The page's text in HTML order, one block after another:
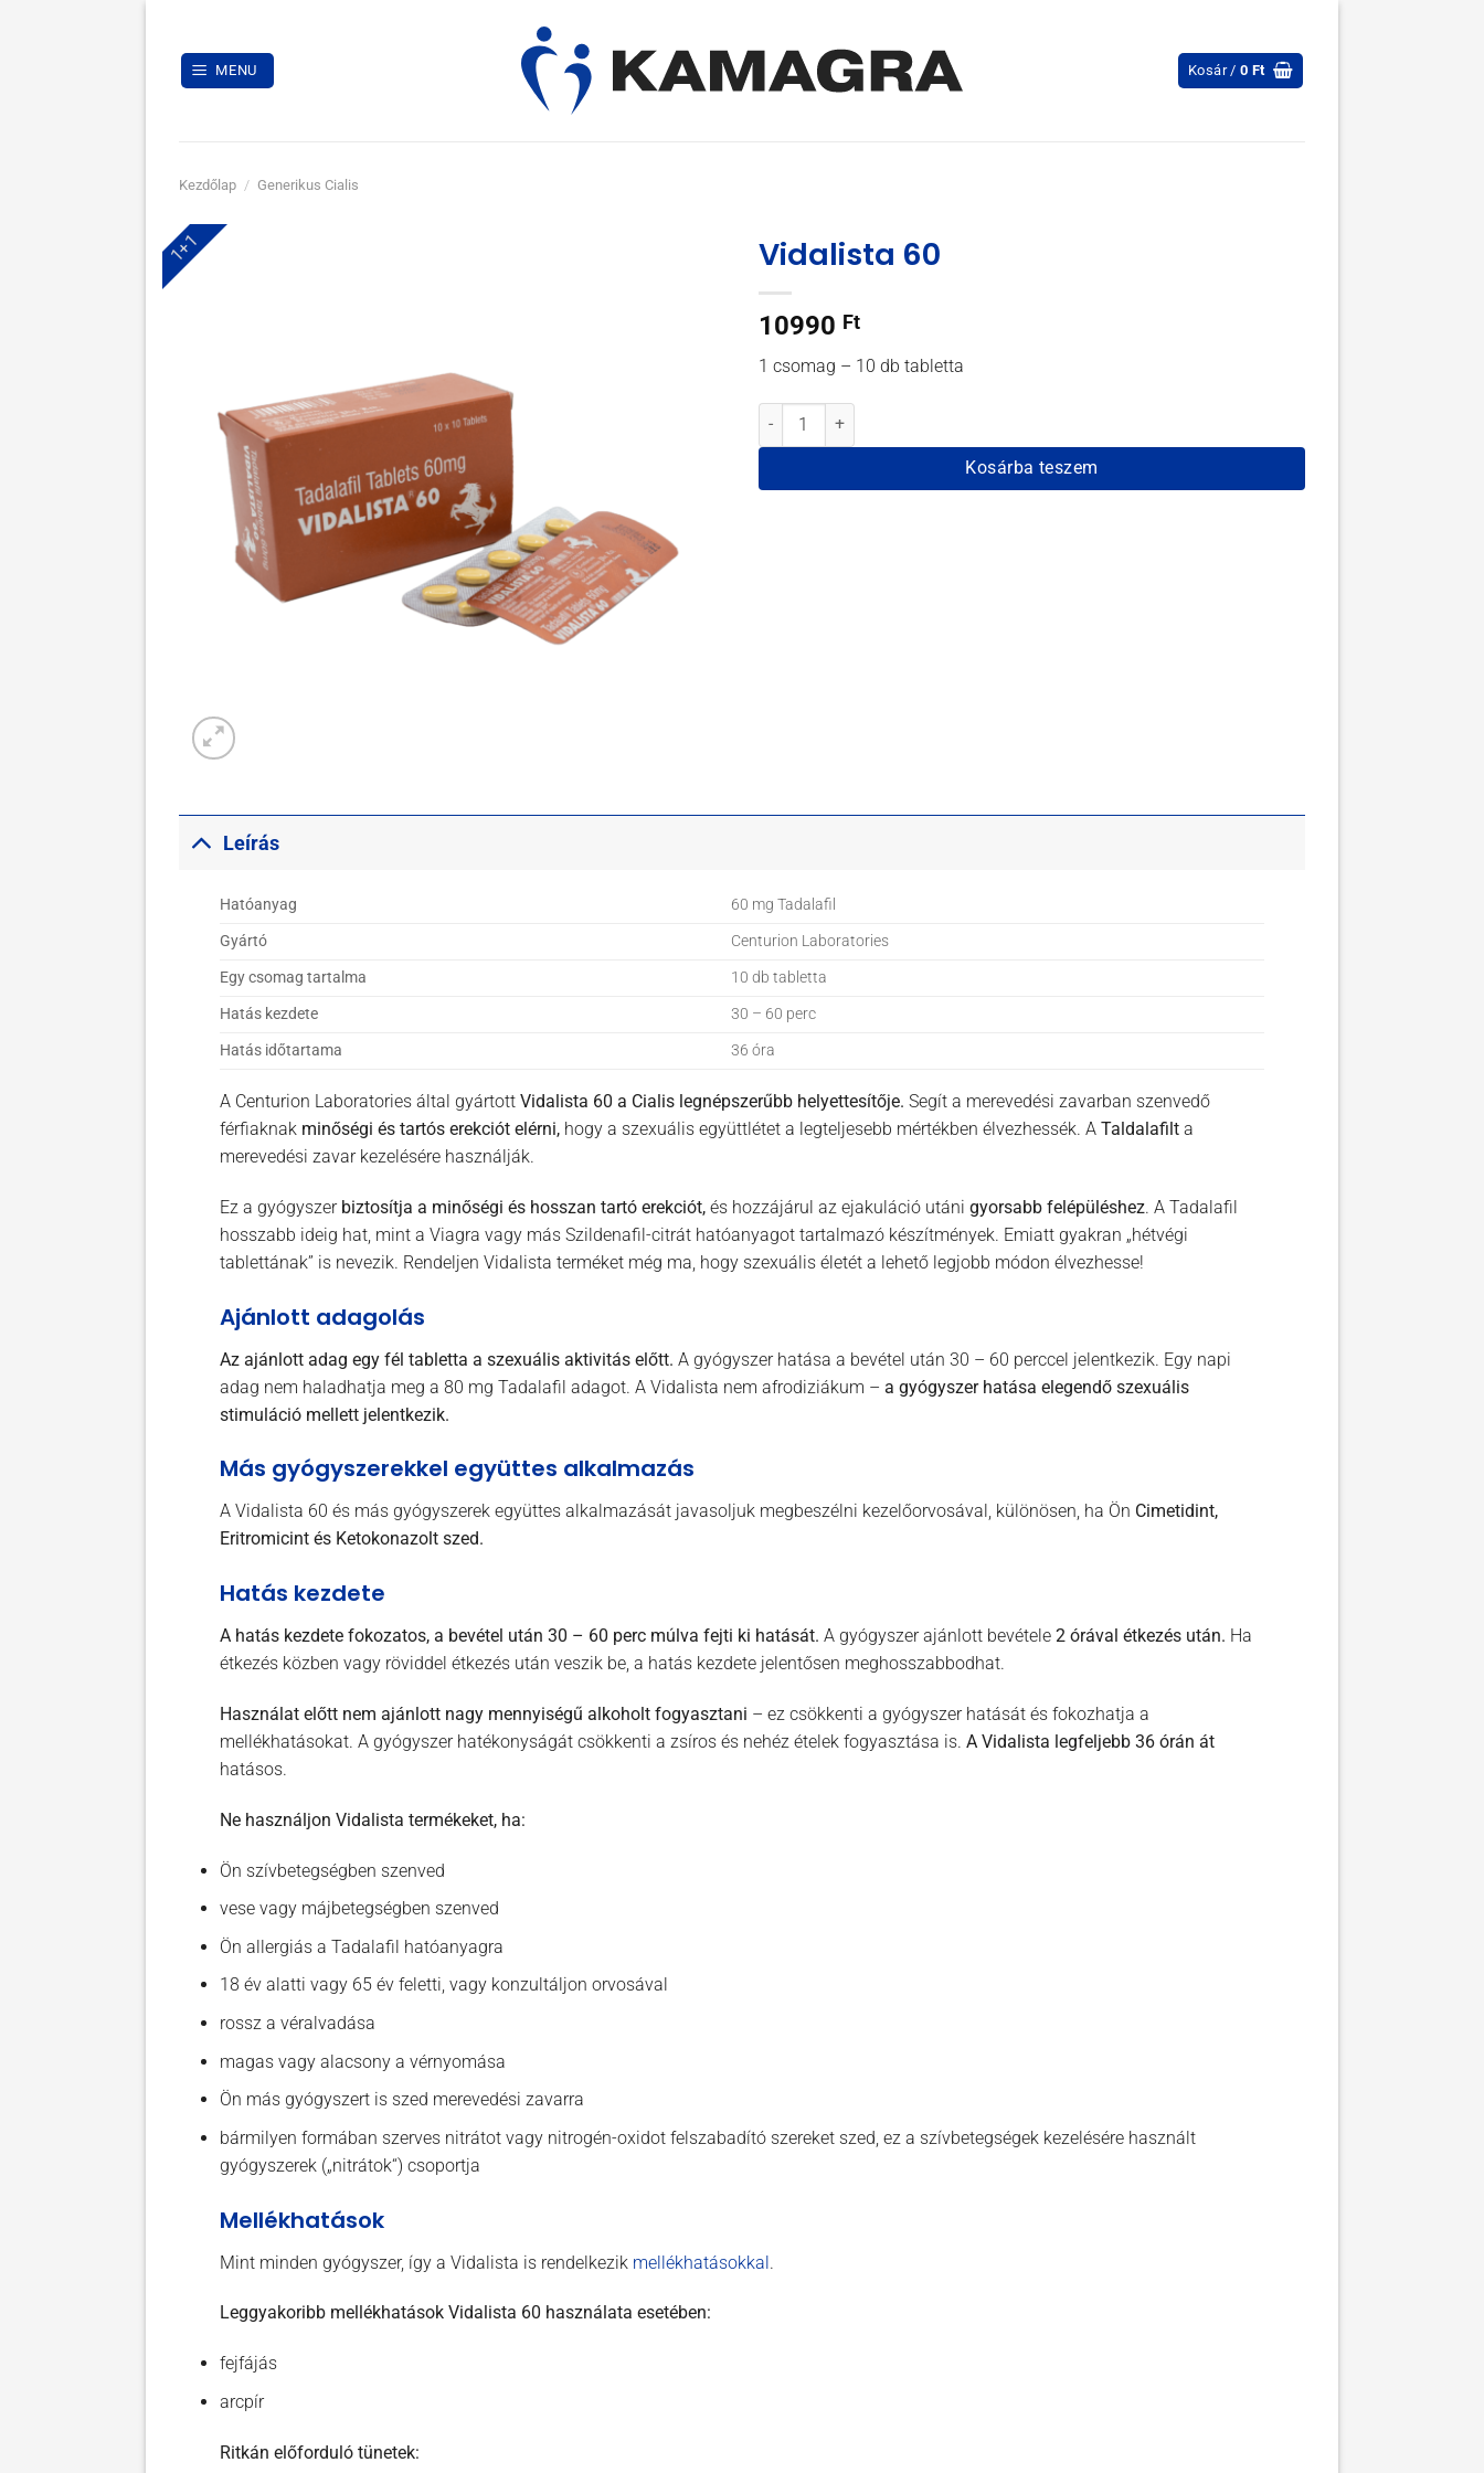
content
MENU Kosár /0 Ft
Kezdőlap / Generikus Cialis
1+1 Vidalista 60
10990 Ft
1 csomag – 10 db tabletta
Vidalista 60 mennyiség
Kosárba teszem
Leírás
Hatóanyag
60 mg Tadalafil
Gyártó
Centurion Laboratories
Egy csomag tartalma
10 db tabletta
Hatás kezdete
30 – 60 perc
Hatás időtartama
36 óra
A Centurion Laboratories által gyártott Vidalista 60 a Cialis legnépszerűbb helyettesítője. Segít a merevedési zavarban szenvedő
férfiaknak minőségi és tartós erekciót elérni,hogy a szexuális együttlétet a legteljesebb mértékben élvezhessék. A Taldalafilta
merevedési zavar kezelésére használják.
Ez a gyógyszerbiztosítja a minőségi és hosszan tartó erekciót,és hozzájárul az ejakuláció utáni gyorsabb felépüléshez. A Tadalafil
hosszabb ideig hat, mint a Viagra vagy más Szildenafil-citrát hatóanyagot tartalmazó készítmények. Emiatt gyakran „hétvégi
tablettának” is nevezik. Rendeljen Vidalista terméket még ma, hogy szexuális életét a lehető legjobb módon élvezhesse!
Ajánlott adagolás
Az ajánlott adag egy fél tabletta a szexuális aktivitás előtt. A gyógyszer hatása a bevétel után 30 – 60 perccel jelentkezik. Egy napi
adag nem haladhatja meg a 80 mg Tadalafil adagot. A Vidalista nem afrodiziákum – a gyógyszer hatása elegendő szexuális
stimuláció mellett jelentkezik.
Más gyógyszerekkel együttes alkalmazás
A Vidalista 60 és más gyógyszerek együttes alkalmazását javasoljuk megbeszélni kezelőorvosával, különösen, ha Ön Cimetidint,
Eritromicint és Ketokonazolt szed.
Hatás kezdete
A hatás kezdete fokozatos, a bevétel után 30 – 60 perc múlva fejti ki hatását. A gyógyszer ajánlott bevétele 2 órával étkezés után. Ha
étkezés közben vagy röviddel étkezés után veszik be, a hatás kezdete jelentősen meghosszabbodhat.
Használat előtt nem ajánlott nagy mennyiségű alkoholt fogyasztani – ez csökkenti a gyógyszer hatását és fokozhatja a
mellékhatásokat. A gyógyszer hatékonyságát csökkenti a zsíros és nehéz ételek fogyasztása is. A Vidalista legfeljebb 36 órán át
hatásos.
Ne használjon Vidalista termékeket, ha:
Ön szívbetegségben szenved
vese vagy májbetegségben szenved
Ön allergiás a Tadalafil hatóanyagra
18 év alatti vagy 65 év feletti, vagy konzultáljon orvosával
rossz a véralvadása
magas vagy alacsony a vérnyomása
Ön más gyógyszert is szed merevedési zavarra
bármilyen formában szerves nitrátot vagy nitrogén-oxidot felszabadító szereket szed, ez a szívbetegségek kezelésére használt
gyógyszerek („nitrátok“) csoportja
Mellékhatások
Mint minden gyógyszer, így a Vidalista is rendelkezik mellékhatásokkal.
Leggyakoribb mellékhatások Vidalista 60 használata esetében:
fejfájás
arcpír
Ritkán előforduló tünetek: